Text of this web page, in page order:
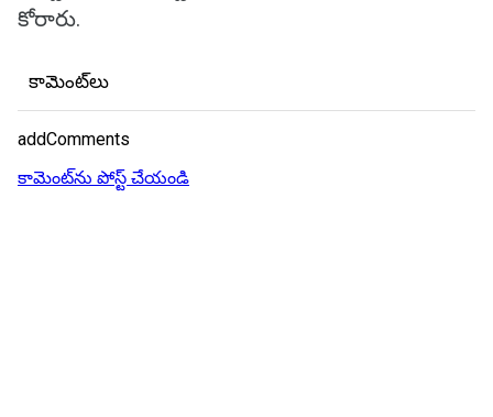
కోరారు.
కామెంట్‌లు
addComments
కామెంట్‌ను పోస్ట్ చేయండి